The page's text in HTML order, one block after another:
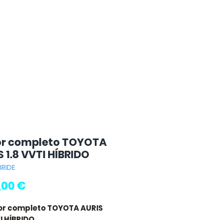
completo TOYOTA
1.8 VVTI HÍBRIDO
€
completo TOYOTA AURIS